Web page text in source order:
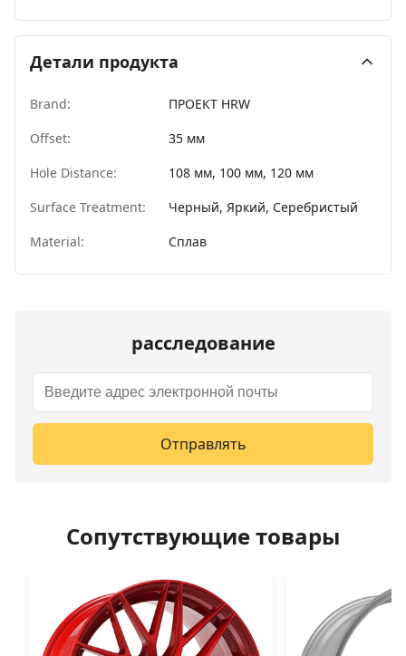
Детали продукта
Brand:
ПРОЕКТ HRW
Offset:
35 мм
Hole Distance:
108 мм, 100 мм, 120 мм
Surface Treatment:
Черный, Яркий, Серебристый
Material:
Сплав
расследование
Отправлять
Сопутствующие товары